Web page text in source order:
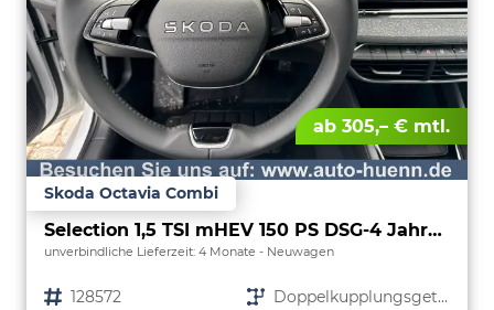
ab 305,– € mtl.
Skoda Octavia Combi
Selection 1,5 TSI mHEV 150 PS DSG-4 Jahre Garantie-Anhängerkupplung schwenkbar-PDC vorne und hinten-Sitzheizung-Smart Link
unverbindliche Lieferzeit: 4 Monate Neuwagen
Fahrzeugnr. 128572 Getriebe
Doppelkupplungsgetriebe (DSG)